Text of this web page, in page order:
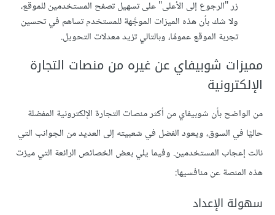
زر "الرجوع إلى الأعلى" على تسهيل تصفح المستخدمين للموقع،
ولا شك بأن هذه الميزات الموجَّهة للمستخدم تساهم في تحسين
تجربة الموقع عمومًا، وبالتالي تزيد معدلات التحويل.
مميزات شوبيفاي عن غيره من منصات التجارة
الإلكترونية
من الواضح بأن شوبيفاي من أكثر منصات التجارة الإلكترونية المفضلة
حاليًا في السوق، ويعود الفضل في شعبيته إلى العديد من الجوانب التي
نالت إعجاب المستخدمين. وفيما يلي بعض الخصائص الرائعة التي ميزت
هذه المنصة عن منافسيها:
سهولة الإعداد